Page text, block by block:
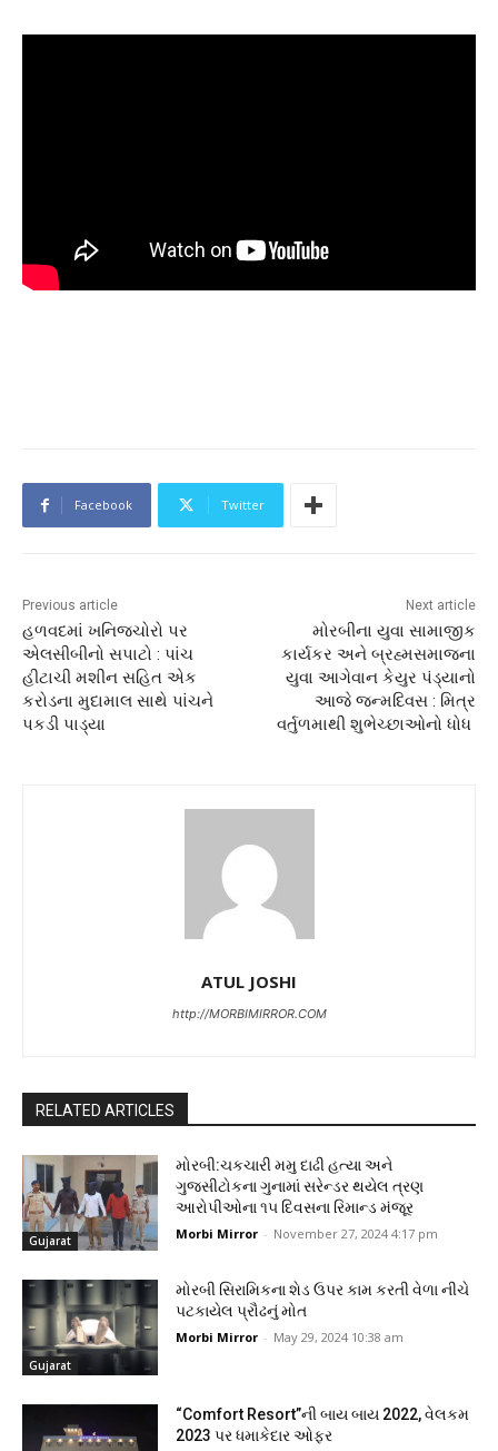
Facebook Twitter
Previous article
હળવદમાં ખનિજચોરો પર
એલસીબીનો સપાટો : પાંચ
હીટાચી મશીન સહિત એક
કરોડના મુદામાલ સાથે પાંચને
પકડી પાડ્યા
Next article
મોરબીના યુવા સામાજીક
કાર્યકર અને બ્રહ્મસમાજના
યુવા આગેવાન કેયુર પંડ્યાનો
આજે જન્મદિવસ : મિત્ર
વર્તુળમાથી શુભેચ્છાઓનો ધોધ
ATUL JOSHI
http://MORBIMIRROR.COM
RELATED ARTICLES
Gujarat
મોરબી:ચકચારી મમુ દાઢી હત્યા અને
ગુજસીટોકના ગુનામાં સરેન્ડર થયેલ ત્રણ
આરોપીઓના ૧૫ દિવસના રિમાન્ડ મંજૂર
Morbi Mirror - November 27, 2024 4:17 pm
Gujarat
મોરબી સિરામિકના શેડ ઉપર કામ કરતી વેળા નીચે
પટકાયેલ પ્રૌઢનું મોત
Morbi Mirror - May 29, 2024 10:38 am
“Comfort Resort”ની બાય બાય 2022, વેલકમ
2023 પર ધમાકેદાર ઓફર